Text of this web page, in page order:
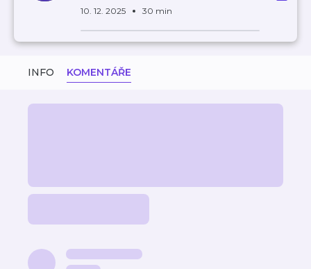
10. 12. 2025 30 min
INFO KOMENTÁŘE